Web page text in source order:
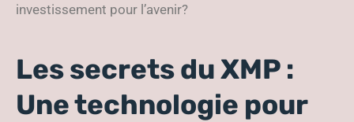
investissement pour l’avenir?
Les secrets du XMP :
Une technologie pour